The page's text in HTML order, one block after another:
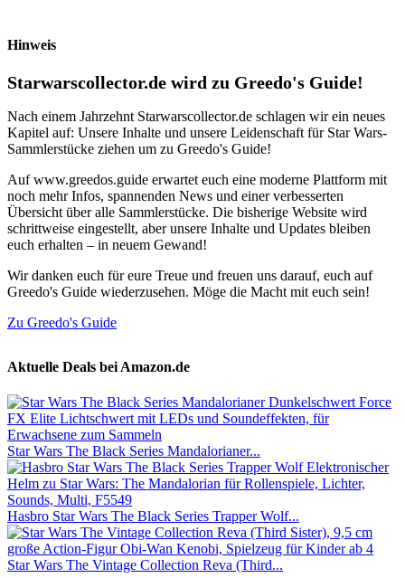
Hinweis
Starwarscollector.de wird zu Greedo's Guide!
Nach einem Jahrzehnt Starwarscollector.de schlagen wir ein neues
Kapitel auf: Unsere Inhalte und unsere Leidenschaft für Star Wars-
Sammlerstücke ziehen um zu Greedo's Guide!
Auf www.greedos.guide erwartet euch eine moderne Plattform mit
noch mehr Infos, spannenden News und einer verbesserten
Übersicht über alle Sammlerstücke. Die bisherige Website wird
schrittweise eingestellt, aber unsere Inhalte und Updates bleiben
euch erhalten – in neuem Gewand!
Wir danken euch für eure Treue und freuen uns darauf, euch auf
Greedo's Guide wiederzusehen. Möge die Macht mit euch sein!
Zu Greedo's Guide
Aktuelle Deals bei Amazon.de
Star Wars The Black Series Mandalorianer...
Hasbro Star Wars The Black Series Trapper Wolf...
Star Wars The Vintage Collection Reva (Third...